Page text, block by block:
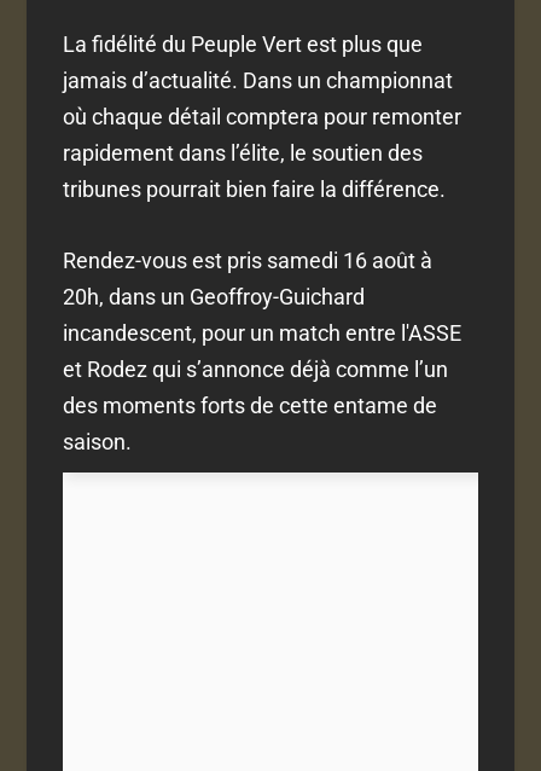
La fidélité du Peuple Vert est plus que
jamais d’actualité. Dans un championnat
où chaque détail comptera pour remonter
rapidement dans l’élite, le soutien des
tribunes pourrait bien faire la différence.
Rendez-vous est pris samedi 16 août à
20h, dans un Geoffroy-Guichard
incandescent, pour un match entre l'ASSE
et Rodez qui s’annonce déjà comme l’un
des moments forts de cette entame de
saison.